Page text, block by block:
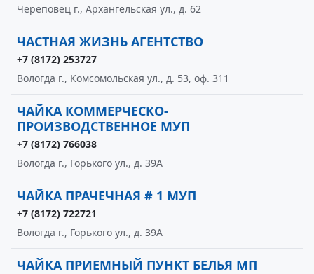
Череповец г., Архангельская ул., д. 62
ЧАСТНАЯ ЖИЗНЬ АГЕНТСТВО
+7 (8172) 253727
Вологда г., Комсомольская ул., д. 53, оф. 311
ЧАЙКА КОММЕРЧЕСКО-
ПРОИЗВОДСТВЕННОЕ МУП
+7 (8172) 766038
Вологда г., Горького ул., д. 39А
ЧАЙКА ПРАЧЕЧНАЯ # 1 МУП
+7 (8172) 722721
Вологда г., Горького ул., д. 39А
ЧАЙКА ПРИЕМНЫЙ ПУНКТ БЕЛЬЯ МП